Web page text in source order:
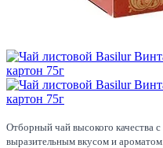
Отборный чай высокого качества с
выразительным вкусом и ароматом.